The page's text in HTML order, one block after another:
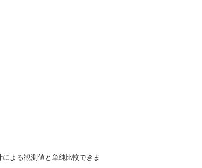
よる観測値と単純比較できま